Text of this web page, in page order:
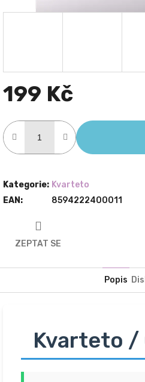
199 Kč
cena:
Kategorie: Kvarteto
EAN : 8594222400011
ZEPTAT SE
Popis
Kvarteto /